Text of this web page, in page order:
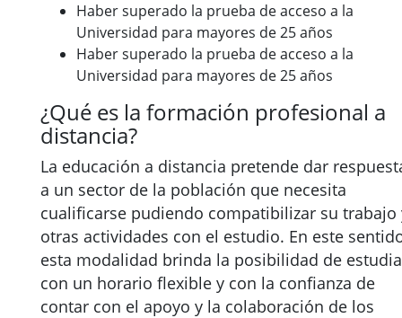
Haber superado la prueba de acceso a la
Universidad para mayores de 25 años
Haber superado la prueba de acceso a la
Universidad para mayores de 25 años
¿Qué es la formación profesional a
distancia?
La educación a distancia pretende dar
a un sector de la población que necesita
cualificarse pudiendo compatibilizar su trabajo
otras actividades con el estudio. En este
esta modalidad brinda la posibilidad de
con un horario flexible y con la confianza de
contar con el apoyo y la colaboración de los